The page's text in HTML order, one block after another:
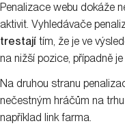
Penalizace webu dokáže
aktivit. Vyhledávače
trestají tím, že je ve
na nižší pozice, případně
Na druhou stranu
nečestným hráčům na
například link farma.